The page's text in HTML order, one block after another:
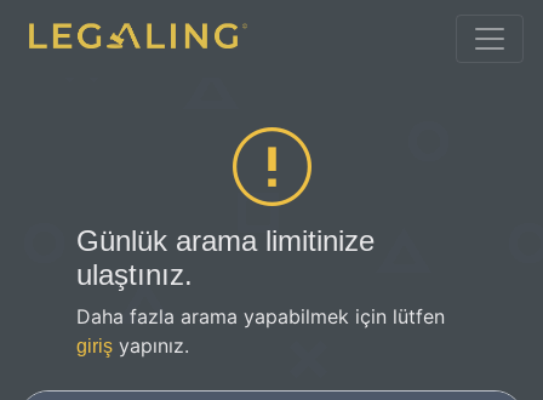
Günlük arama limitinize
ulaştınız.
Daha fazla arama yapabilmek için lütfen
giriş yapınız.